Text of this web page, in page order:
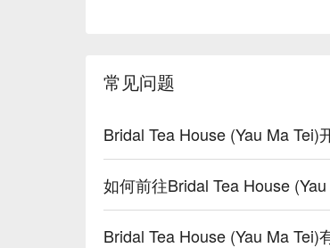
常见问题
Bridal Tea House (Yau Ma Tei)
如何前往Bridal Tea House (Yau
Bridal Tea House (Yau Ma Tei)